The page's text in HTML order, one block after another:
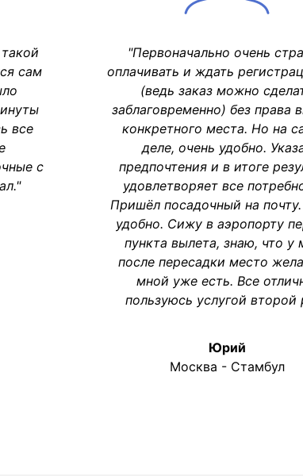
сам
все
с
"Первоначально очень
оплачивать и ждать
(ведь заказ можно
заблаговременно) без права
конкретного места. Но на
деле, очень удобно.
предпочтения и в итоге
удовлетворяет все
Пришёл посадочный на
удобно. Сижу в аэропорту
пункта вылета, знаю, что у
после пересадки место
мной уже есть. Все
пользуюсь услугой второй
Юрий
Москва - Стамбул